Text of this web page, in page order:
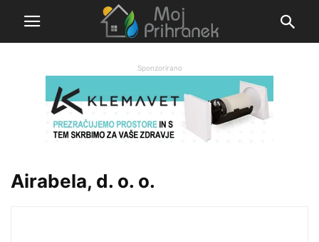
Sponzorirano
Airabela, d. o. o.